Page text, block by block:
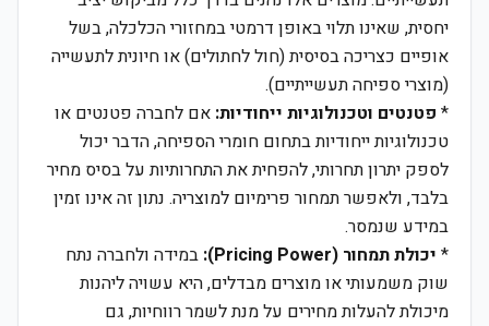
יחסית, שאינו תלוי באופן דרמטי במחזורי הכלכלה, בשל
אופיים כצריכה בסיסית (חול לחתולים) או חיונית לתעשייה
(מוצרי ספיחה תעשייתיים).
* פטנטים וטכנולוגיות ייחודיות: אם לחברה פטנטים או
טכנולוגיות ייחודיות בתחום חומרי הספיחה, הדבר יכול
לספק יתרון תחרותי, להפחית את התחרותיות על בסיס מחיר
בלבד, ולאפשר תמחור פרימיום למוצריה. נתון זה אינו זמין
במידע שנמסר.
* יכולת תמחור (Pricing Power):
במידה ולחברה נתח
שוק משמעותי או מוצרים מבדלים, היא עשויה ליהנות
מיכולת להעלות מחירים על מנת לשמר רווחיות, גם